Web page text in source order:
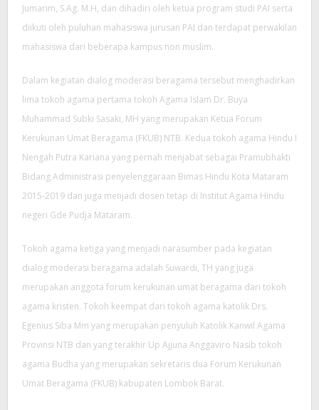
Jumarim, S.Ag. M.H, dan dihadiri oleh ketua program studi PAI serta
diikuti oleh puluhan mahasiswa jurusan PAI dan terdapat perwakilan
mahasiswa dari beberapa kampus non muslim.
Dalam kegiatan dialog moderasi beragama tersebut menghadirkan
lima tokoh agama pertama tokoh Agama Islam Dr. Buya
Muhammad Subki Sasaki, MH yang merupakan Ketua Forum
Kerukunan Umat Beragama (FKUB) NTB. Kedua tokoh agama Hindu I
Nengah Putra Kariana yang pernah menjabat sebagai Pramubhakti
Bidang Administrasi penyelenggaraan Bimas Hindu Kota Mataram
2015-2019 dan juga menjadi dosen tetap di Institut Agama Hindu
negeri Gde Pudja Mataram.
Tokoh agama ketiga yang menjadi narasumber pada kegiatan
dialog moderasi beragama adalah Suwardi, TH yang juga
merupakan anggota forum kerukunan umat beragama dari tokoh
agama kristen. Tokoh keempat dari tokoh agama katolik Drs.
Egenius Siba Mm yang merupakan penyuluh Katolik Kanwil Agama
Provinsi NTB dan yang terakhir Up Ajjuna Anggaviro Nasib tokoh
agama Budha yang merupakan sekretaris dua Forum Kerukunan
Umat Beragama (FKUB) kabupaten Lombok Barat.